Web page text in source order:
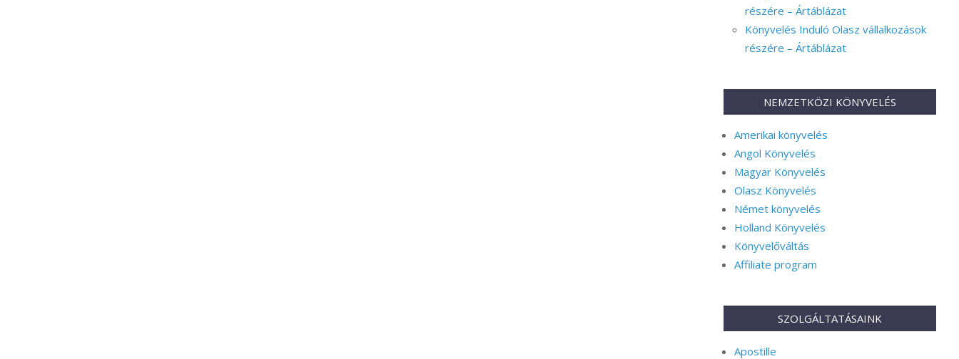
részére – Ártáblázat
Könyvelés Induló Olasz vállalkozások
részére – Ártáblázat
NEMZETKÖZI KÖNYVELÉS
Amerikai könyvelés
Angol Könyvelés
Magyar Könyvelés
Olasz Könyvelés
Német könyvelés
Holland Könyvelés
Könyvelőváltás
Affiliate program
SZOLGÁLTATÁSAINK
Apostille